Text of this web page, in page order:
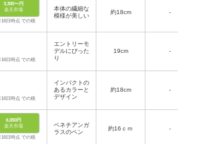
3,300〜円
楽天市場
日時点 での税
本体の繊細な
模様が美しい
約18cm -
日時点 での税
エントリーモ
デルにぴった
り
19cm -
日時点 での税
インパクトの
あるカラーと
デザイン
約18cm -
6,050円
楽天市場
日時点 での税
ベネチアンガ
ラスのペン
約16ｃｍ -